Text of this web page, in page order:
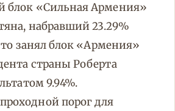
блок «Сильная Армения»
набравший 23.29%
занял блок «Армения»
страны Роберта
9.94%.
порог для